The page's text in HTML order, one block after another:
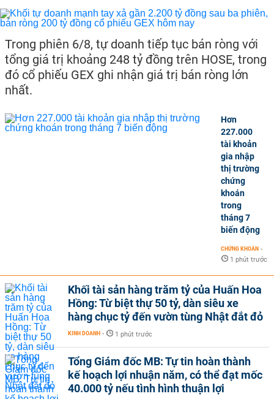
Trong phiên 6/8, tự doanh tiếp tục bán ròng với
tổng giá trị khoảng 248 tỷ đồng trên HOSE, trong
đó cổ phiếu GEX ghi nhận giá trị bán ròng lớn
nhất.
Hơn
227.000
tài khoản
gia nhập
thị trường
chứng
khoán
trong
tháng 7
biến động
CHỨNG KHOÁN -
1 phút trước
Khối tài sản hàng trăm tỷ của Huấn Hoa
Hồng: Từ biệt thự 50 tỷ, dàn siêu xe
hàng chục tỷ đến vườn tùng Nhật đắt đỏ
KINH DOANH - 1 phút trước
Tổng Giám đốc MB: Tự tin hoàn thành
kế hoạch lợi nhuận năm, có thể đạt mốc
40.000 tỷ nếu tình hình thuận lợi